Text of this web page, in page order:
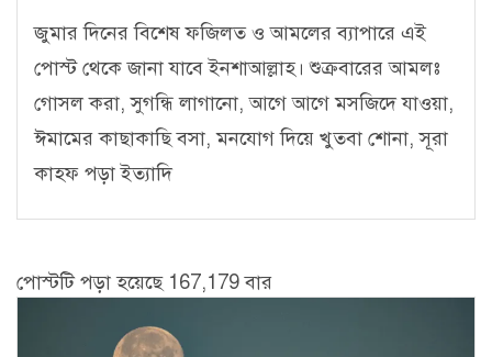
জুমার দিনের বিশেষ ফজিলত ও আমলের ব্যাপারে এই
পোস্ট থেকে জানা যাবে ইনশাআল্লাহ। শুক্রবারের আমলঃ
গোসল করা, সুগন্ধি লাগানো, আগে আগে মসজিদে যাওয়া,
ঈমামের কাছাকাছি বসা, মনযোগ দিয়ে খুতবা শোনা, সূরা
কাহফ পড়া ইত্যাদি
পোস্টটি পড়া হয়েছে 167,179 বার